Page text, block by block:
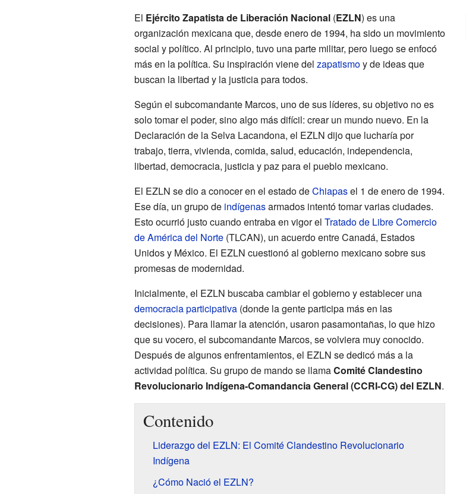
El Ejército Zapatista de Liberación Nacional(EZLN) es una
organización mexicana que, desde enero de 1994, ha sido un movimiento
social y político. Al principio, tuvo una parte militar, pero luego se enfocó
más en la política. Su inspiración viene del zapatismoy de ideas que
buscan la libertad y la justicia para todos.
Según el subcomandante Marcos, uno de sus líderes, su objetivo no es
solo tomar el poder, sino algo más difícil: crear un mundo nuevo. En la
Declaración de la Selva Lacandona, el EZLN dijo que lucharía por
trabajo, tierra, vivienda, comida, salud, educación, independencia,
libertad, democracia, justicia y paz para el pueblo mexicano.
El EZLN se dio a conocer en el estado deChiapasel 1 de enero de 1994.
Ese día, un grupo de indígenasarmados intentó tomar varias ciudades.
Esto ocurrió justo cuando entraba en vigor el Tratado de Libre Comercio
de América del Norte(TLCAN), un acuerdo entre Canadá, Estados
Unidos y México. El EZLN cuestionó al gobierno mexicano sobre sus
promesas de modernidad.
Inicialmente, el EZLN buscaba cambiar el gobierno y establecer una
democracia participativa(donde la gente participa más en las
decisiones). Para llamar la atención, usaron pasamontañas, lo que hizo
que su vocero, el subcomandante Marcos, se volviera muy conocido.
Después de algunos enfrentamientos, el EZLN se dedicó más a la
actividad política. Su grupo de mando se llamaComité Clandestino
Revolucionario Indígena-Comandancia General (CCRI-CG) del EZLN.
Contenido
Liderazgo del EZLN: El Comité Clandestino Revolucionario
Indígena
¿Cómo Nació el EZLN?